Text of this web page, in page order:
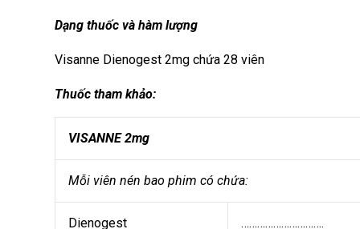
Dạng thuốc và hàm lượng
Visanne Dienogest 2mg chứa 28 viên
Thuốc tham khảo:
VISANNE 2mg
Mỗi viên nén bao phim có chứa:
Dienogest ………………………….